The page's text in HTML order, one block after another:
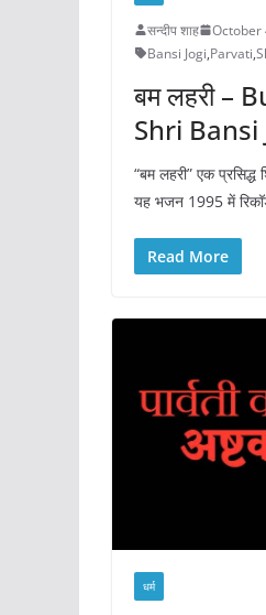
सन्दीप शाह October
Bansi Jogi,Parvati,
बम लहरी –
Shri Bansi
“बम लहरी” एक
यह भजन 1995 में
Read More
धर्म